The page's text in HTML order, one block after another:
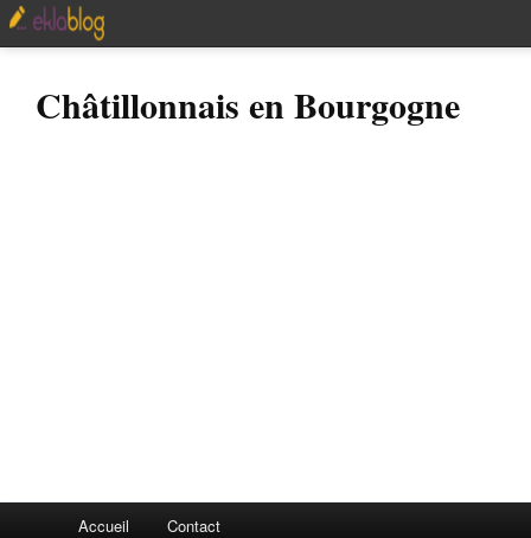
Châtillonnais en Bourgogne
Accueil Contact